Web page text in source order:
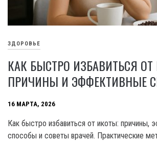
ЗДОРОВЬЕ
КАК БЫСТРО ИЗБАВИТЬСЯ
ПРИЧИНЫ И ЭФФЕКТИВНЫЕ
16 МАРТА, 2026
Как быстро избавиться от икоты: причины,
способы и советы врачей. Практические